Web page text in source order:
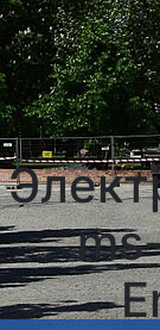
Университеты
Университеты